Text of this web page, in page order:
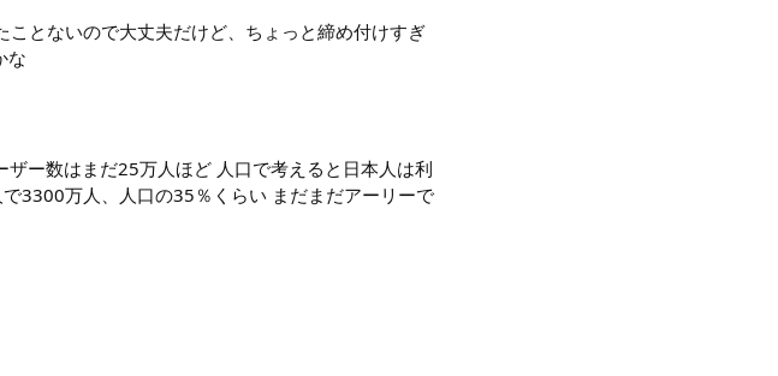
とないので大丈夫だけど、ちょっと締め付けすぎ
な
ー数はまだ25万人ほど 人口で考えると日本人は利
3300万人、人口の35％くらい まだまだアーリーで